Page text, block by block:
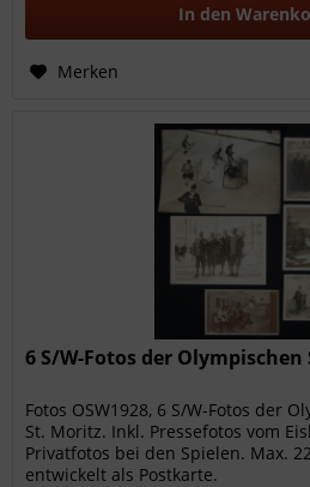
In den
Merken
6 S/W-Fotos der Olympischen
Fotos OSW1928, 6 S/W-Fotos der
St. Moritz. Inkl. Pressefotos vom
Privatfotos bei den Spielen. Max.
entwickelt als Postkarte.